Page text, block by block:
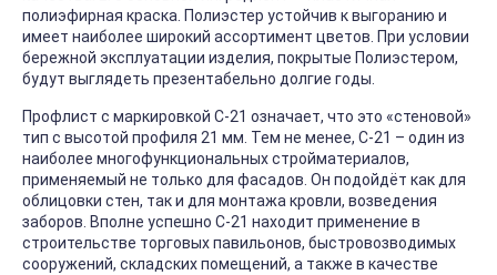
полиэфирная краска. Полиэстер устойчив к выгоранию и
имеет наиболее широкий ассортимент цветов. При условии
бережной эксплуатации изделия, покрытые Полиэстером,
будут выглядеть презентабельно долгие годы.
Профлист с маркировкой С-21 означает, что это «стеновой»
тип с высотой профиля 21 мм. Тем не менее, С-21 – один из
наиболее многофункциональных стройматериалов,
применяемый не только для фасадов. Он подойдёт как для
облицовки стен, так и для монтажа кровли, возведения
заборов. Вполне успешно С-21 находит применение в
строительстве торговых павильонов, быстровозводимых
сооружений, складских помещений, а также в качестве